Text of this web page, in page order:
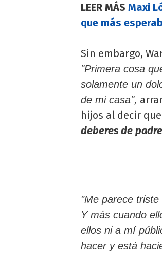
LEER MÁS Maxi
que más
Sin embargo,
"Primera cosa
solamente un
de mi casa",
hijos al decir que
deberes de
"Me parece
Y más cuando
ellos ni a mí
hacer y está